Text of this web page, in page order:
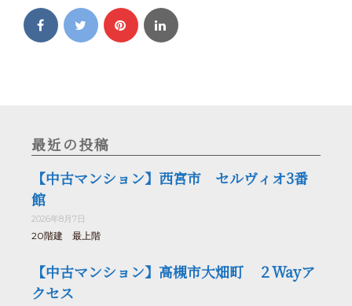
最近の投稿
【中古マンション】西宮市 セルヴィオ3番
館
2026年8月7日
20階建 最上階
【中古マンション】高槻市大畑町 ２Wayア
クセス